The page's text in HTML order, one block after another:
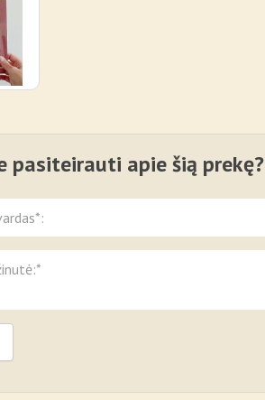
pasiteirauti apie šią prekę?